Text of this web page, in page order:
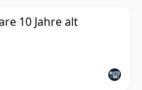
10 Jahre alt